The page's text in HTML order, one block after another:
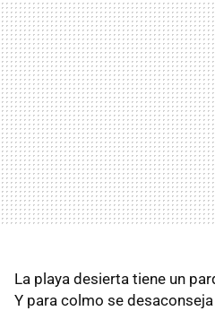
La playa desierta tiene un
Y para colmo se